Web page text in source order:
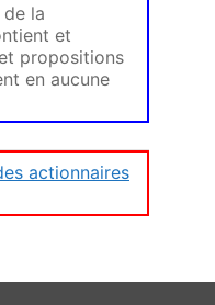
la
et
propositions
en aucune
actionnaires